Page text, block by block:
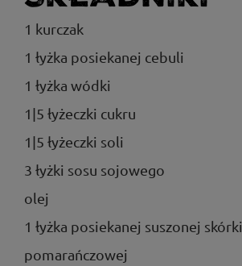
1 kurczak
1 łyżka posiekanej cebuli
1 łyżka wódki
1|5 łyżeczki cukru
1|5 łyżeczki soli
3 łyżki sosu sojowego
olej
1 łyżka posiekanej suszonej skórki
pomarańczowej